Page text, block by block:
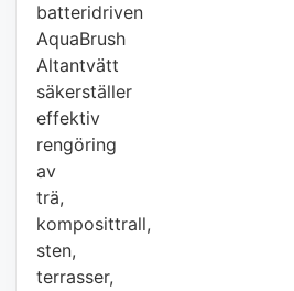
batteridriven
AquaBrush
Altantvätt
säkerställer
effektiv
rengöring
av
trä,
komposittrall,
sten,
terrasser,